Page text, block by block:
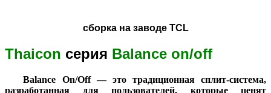
сборка на заводе TCL
Thaicon серия Balance on/off
Balance On/Off — это традиционная сплит-система,
разработанная для пользователей, которые ценят